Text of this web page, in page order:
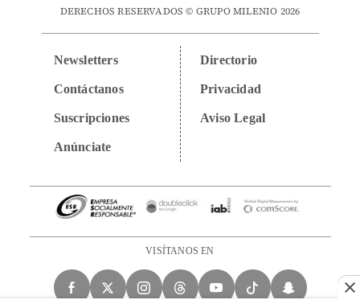
DERECHOS RESERVADOS © GRUPO MILENIO 2026
Newsletters
Contáctanos
Suscripciones
Anúnciate
Directorio
Privacidad
Aviso Legal
VISÍTANOS EN